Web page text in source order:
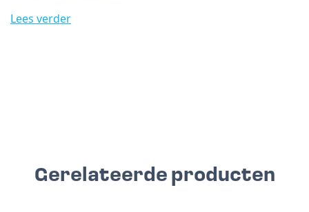
Lees verder
Gerelateerde producten